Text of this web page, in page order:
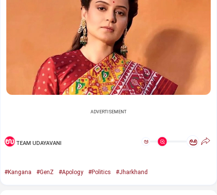
ADVERTISEMENT
TEAM UDAYAVANI ಅ ಅ
#Kangana #GenZ #Apology #Politics #Jharkhand